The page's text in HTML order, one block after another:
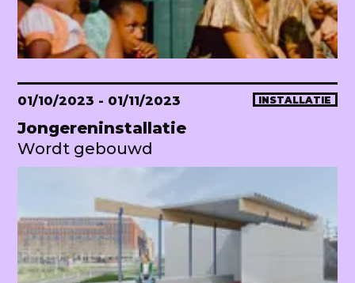
01/10/2023 - 01/11/2023 INSTALLATIE
Jongereninstallatie
Wordt gebouwd